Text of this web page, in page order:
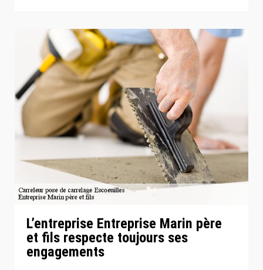
L’entreprise Entreprise Marin père
et fils respecte toujours ses
engagements